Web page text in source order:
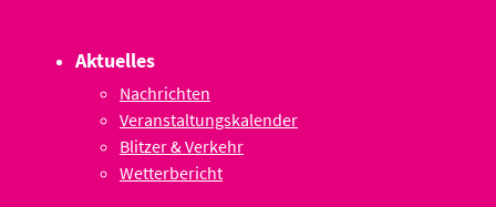
Aktuelles
Nachrichten
Veranstaltungskalender
Blitzer & Verkehr
Wetterbericht